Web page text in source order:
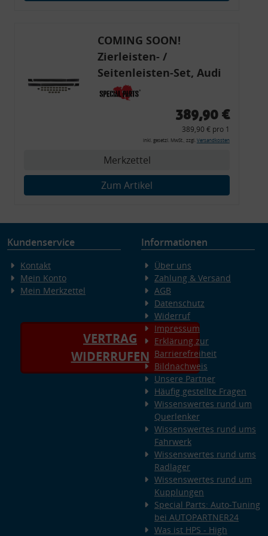
COMING SOON!
Zierleisten- /
Seitenleisten-Set, Audi
80 Cabrio, Coupe, S2, (6x
Zierleiste, 2x Kappe,
Montagewerkzeug)
389,90 €
389,90 € pro 1
inkl. gesetzl. MwSt., zzgl. Versandkosten
Merkzettel
Zum Artikel
Kundenservice
Kontakt
Mein Konto
Mein Merkzettel
VERTRAG
WIDERRUFEN
Informationen
Über uns
Zahlung & Versand
AGB
Datenschutz
Widerruf
Impressum
Erklärung zur
Barrierefreiheit
Bildnachweis
Unsere Partner
Häufig gestellte Fragen
Wissenswertes rund um
Querlenker
Wissenswertes rund ums
Fahrwerk
Wissenswertes rund ums
Radlager
Wissenswertes rund um
Kupplungen
Special Parts: Auto-Tuning
bei AUTOPARTNER24
Was ist HPS - High